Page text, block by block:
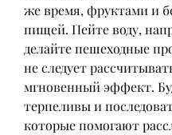
же время, фруктами и
пищей. Пейте воду,
делайте пешеходные
не следует
мгновенный эффект.
терпеливы и
которые помогают